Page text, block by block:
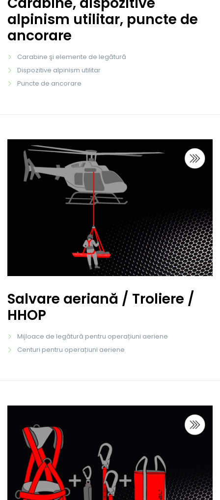
alpinism utilitar, puncte de
ancorare
Carabine şi elemente de legătură
Dispozitive alpinism utilitar
Puncte de ancorare
Salvare aeriană / Troliere /
HHOP
Mijloace de legătură pentru operațiuni aeriene
Centuri pentru operațiuni aeriene